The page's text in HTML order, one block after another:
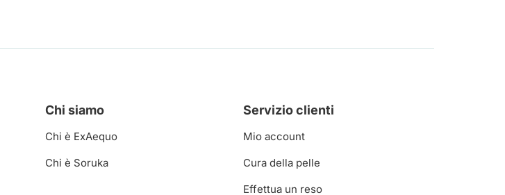
Chi siamo
Chi è ExAequo
Chi è Soruka
Servizio clienti
Mio account
Cura della pelle
Effettua un reso